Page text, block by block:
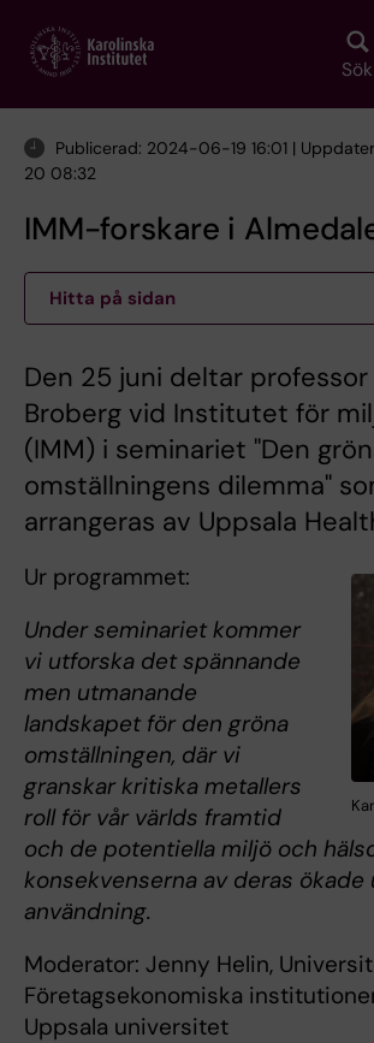
main
Sök
Publicerad: 2024-06-19 16:01 |
20 08:32
IMM-forskare i
Hitta på sidan
Den 25 juni deltar professor
Broberg vid Institutet för
(IMM) i seminariet "Den
omställningens dilemma"
arrangeras av Uppsala
Ur programmet:
Under seminariet kommer
vi utforska det spännande
men utmanande
landskapet för den gröna
omställningen, där vi
granskar kritiska metallers
roll för vår världs framtid
och de potentiella miljö och
konsekvenserna av deras
användning.
Moderator: Jenny Helin,
Företagsekonomiska
Uppsala universitet